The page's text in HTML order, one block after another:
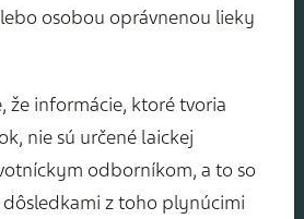
odborného
osobou oprávnenou lieky
že informácie, ktoré tvoria
nie sú určené laickej
odborníkom, a to so
z toho plynúcimi